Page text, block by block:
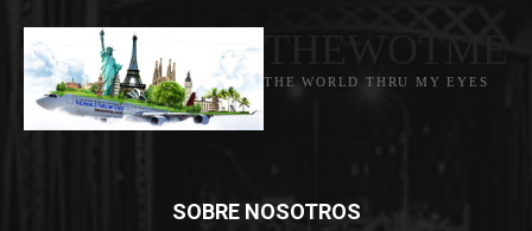
THE WORLD THRU MY EYES
SOBRE NOSOTROS